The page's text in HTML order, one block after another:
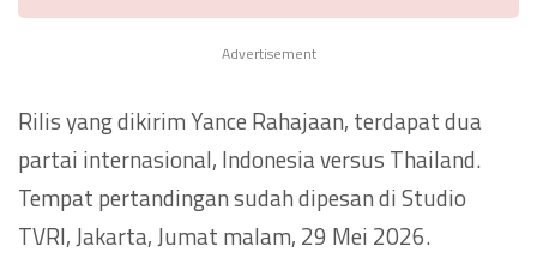
Advertisement
Rilis yang dikirim Yance Rahajaan, terdapat dua
partai internasional, Indonesia versus Thailand.
Tempat pertandingan sudah dipesan di Studio
TVRI, Jakarta, Jumat malam, 29 Mei 2026.